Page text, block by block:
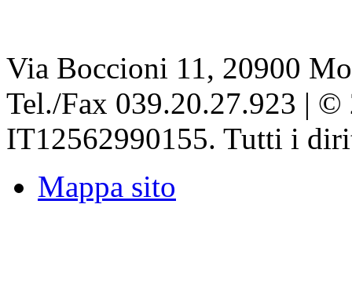
Via Boccioni 11, 20900
Tel./Fax 039.20.27.923 | ©
IT12562990155. Tutti i
Mappa sito